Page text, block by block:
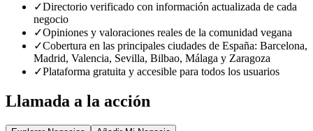
✓Directorio verificado con información actualizada de cada
negocio
✓Opiniones y valoraciones reales de la comunidad vegana
✓Cobertura en las principales ciudades de España: Barcelona,
Madrid, Valencia, Sevilla, Bilbao, Málaga y Zaragoza
✓Plataforma gratuita y accesible para todos los usuarios
Llamada a la acción